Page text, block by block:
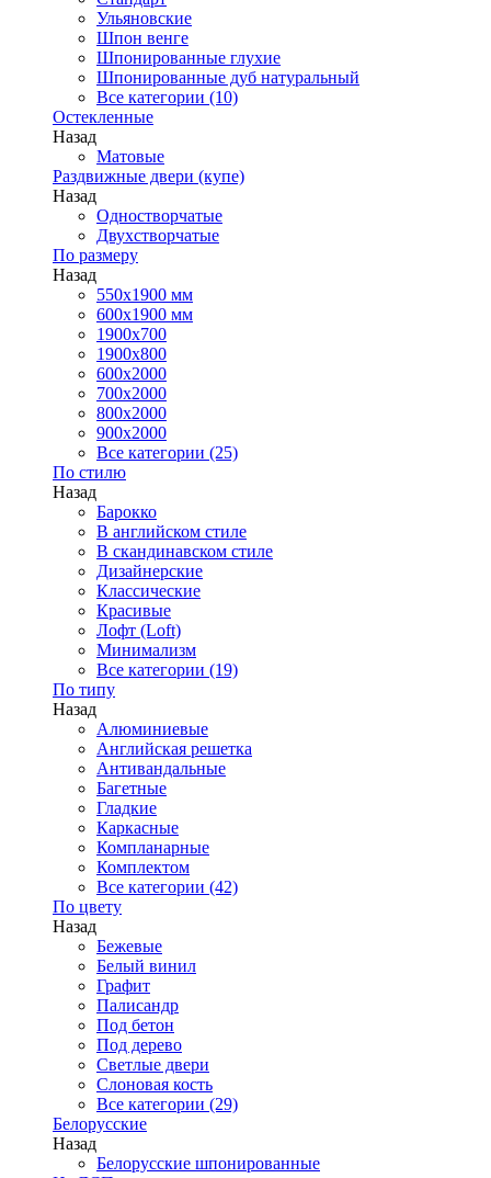
Ульяновские
Шпон венге
Шпонированные глухие
Шпонированные дуб натуральный
Все категории (10)
Остекленные
Назад
Матовые
Раздвижные двери (купе)
Назад
Одностворчатые
Двухстворчатые
По размеру
Назад
550x1900 мм
600x1900 мм
1900х700
1900х800
600x2000
700x2000
800x2000
900x2000
Все категории (25)
По стилю
Назад
Барокко
В английском стиле
В скандинавском стиле
Дизайнерские
Классические
Красивые
Лофт (Loft)
Минимализм
Все категории (19)
По типу
Назад
Алюминиевые
Английская решетка
Антивандальные
Багетные
Гладкие
Каркасные
Компланарные
Комплектом
Все категории (42)
По цвету
Назад
Бежевые
Белый винил
Графит
Палисандр
Под бетон
Под дерево
Светлые двери
Слоновая кость
Все категории (29)
Белорусские
Назад
Белорусские шпонированные